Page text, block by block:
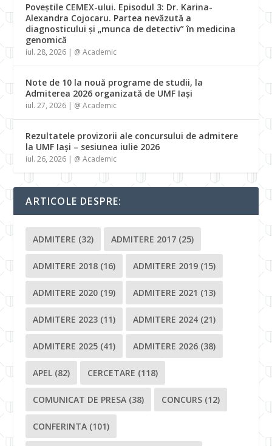
Poveștile CEMEX-ului. Episodul 3: Dr. Karina-
Alexandra Cojocaru. Partea nevăzută a
diagnosticului și „munca de detectiv” în medicina
genomică
iul. 28, 2026 | @ Academic
Note de 10 la nouă programe de studii, la
Admiterea 2026 organizată de UMF Iași
iul. 27, 2026 | @ Academic
Rezultatele provizorii ale concursului de admitere
la UMF Iași – sesiunea iulie 2026
iul. 26, 2026 | @ Academic
ARTICOLE DESPRE:
ADMITERE (32) ADMITERE 2017 (25)
ADMITERE 2018 (16) ADMITERE 2019 (15)
ADMITERE 2020 (19) ADMITERE 2021 (13)
ADMITERE 2023 (11) ADMITERE 2024 (21)
ADMITERE 2025 (41) ADMITERE 2026 (38)
APEL (82) CERCETARE (118)
COMUNICAT DE PRESA (38) CONCURS (12)
CONFERINTA (101)